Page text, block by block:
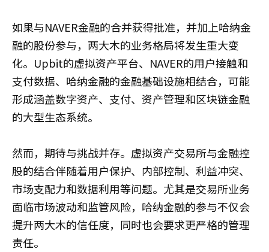
如果与NAVER金融的合并获得批准，并加上哈纳金
融的股份参与，两大木的业务格局将发生重大变
化。Upbit的虚拟资产平台、NAVER的用户接触和
支付数据、哈纳金融的金融基础设施相结合，可能
形成涵盖数字资产、支付、资产管理和区块链金融
的大型生态系统。
然而，期待与挑战并存。虚拟资产交易所与金融控
股的结合伴随着用户保护、内部控制、利益冲突、
市场支配力和数据利用等问题。尤其是交易所业务
面临市场波动和监管风险，哈纳金融的参与不仅会
提升两大木的信任度，同时也会要求更严格的管理
责任。